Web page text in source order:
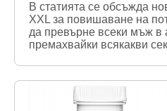
В статията се обсъжда
XXL за повишаване на
да превърне всеки мъж
премахвайки всякакви